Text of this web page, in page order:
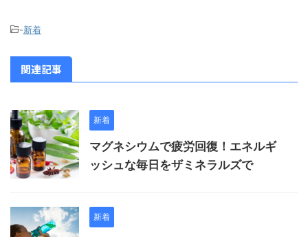
-新着
関連記事
新着
マグネシウムで疲労回復！エネルギ
ッシュな毎日をザミネラルズで
新着